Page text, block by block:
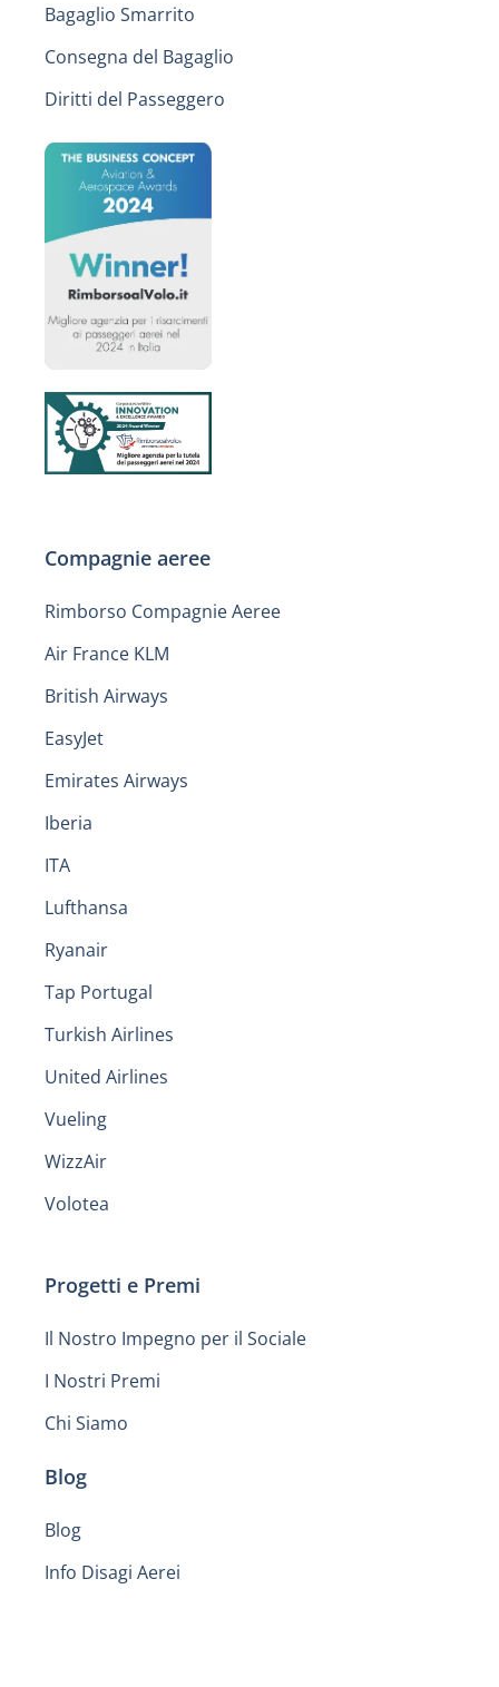
Bagaglio Smarrito
Consegna del Bagaglio
Diritti del Passeggero
Compagnie aeree
Rimborso Compagnie Aeree
Air France KLM
British Airways
EasyJet
Emirates Airways
Iberia
ITA
Lufthansa
Ryanair
Tap Portugal
Turkish Airlines
United Airlines
Vueling
WizzAir
Volotea
Progetti e Premi
Il Nostro Impegno per il Sociale
I Nostri Premi
Chi Siamo
Blog
Blog
Info Disagi Aerei